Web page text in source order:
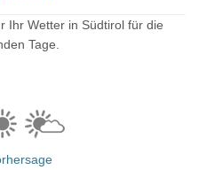
Ihr Wetter in Südtirol für die
Tage.